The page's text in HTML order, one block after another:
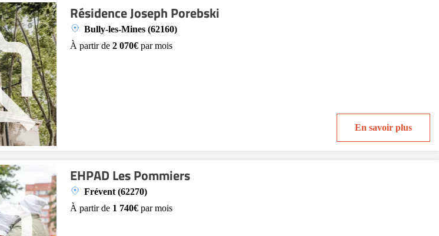
Résidence Joseph Porebski
Bully-les-Mines (62160)
À partir de 2 070€par mois
En savoir plus
EHPAD Les Pommiers
Frévent (62270)
À partir de 1 740€par mois